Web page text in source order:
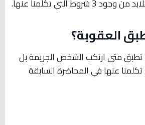
التي تكلمنا عنها.
تطبق متى ارتكب الشخص الجريمة بل
التي تكلمنا عنها في المحاضرة السابقة